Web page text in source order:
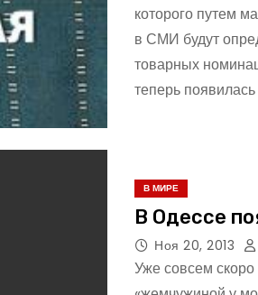
которого путем
в СМИ будут
товарных
теперь
В МИРЕ
В Одессе
Ноя 20, 2013
Уже совсем скоро